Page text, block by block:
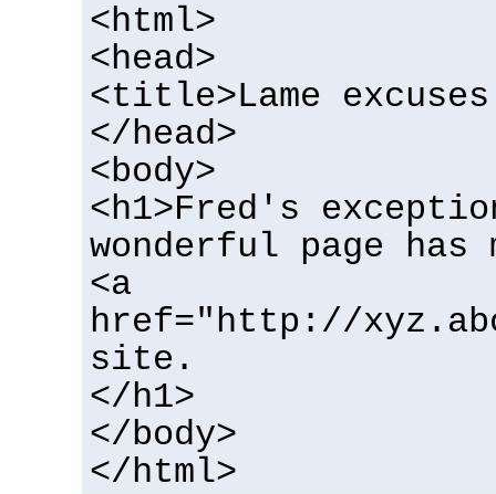
<html>
<head>
<title>Lame
</head>
<body>
<h1>Fred's
wonderful page has
<a
href="http://
site.
</h1>
</body>
</html>